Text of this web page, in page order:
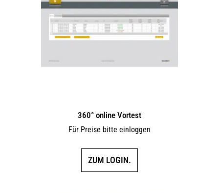
360° online Vortest
Für Preise bitte einloggen
ZUM LOGIN.